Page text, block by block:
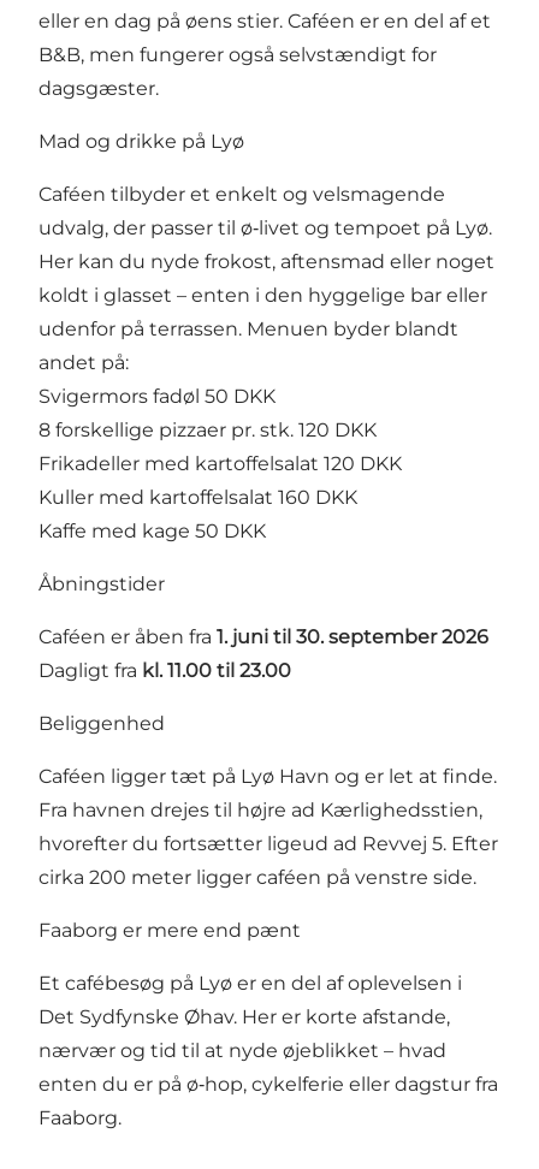
eller en dag på øens stier. Caféen er en del af et
B&B, men fungerer også selvstændigt for
dagsgæster.
Mad og drikke på Lyø
Caféen tilbyder et enkelt og velsmagende
udvalg, der passer til ø‑livet og tempoet på Lyø.
Her kan du nyde frokost, aftensmad eller noget
koldt i glasset – enten i den hyggelige bar eller
udenfor på terrassen. Menuen byder blandt
andet på:
Svigermors fadøl 50 DKK
8 forskellige pizzaer pr. stk. 120 DKK
Frikadeller med kartoffelsalat 120 DKK
Kuller med kartoffelsalat 160 DKK
Kaffe med kage 50 DKK
Åbningstider
Caféen er åben fra 1. juni til 30. september 2026
Dagligt fra kl. 11.00 til 23.00
Beliggenhed
Caféen ligger tæt på Lyø Havn og er let at finde.
Fra havnen drejes til højre ad Kærlighedsstien,
hvorefter du fortsætter ligeud ad Revvej 5. Efter
cirka 200 meter ligger caféen på venstre side.
Faaborg er mere end pænt
Et cafébesøg på Lyø er en del af oplevelsen i
Det Sydfynske Øhav. Her er korte afstande,
nærvær og tid til at nyde øjeblikket – hvad
enten du er på ø‑hop, cykelferie eller dagstur fra
Faaborg.